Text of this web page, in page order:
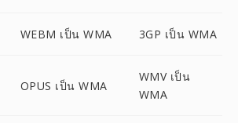
WEBM เป็น WMA 3GP เป็น WMA
OPUS เป็น WMA
WMV เป็น
WMA